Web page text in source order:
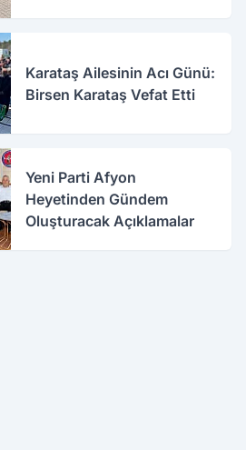
Karataş Ailesinin Acı Günü:
Birsen Karataş Vefat Etti
Yeni Parti Afyon
Heyetinden Gündem
Oluşturacak Açıklamalar